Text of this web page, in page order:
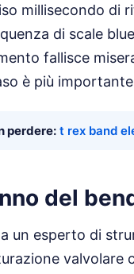
millisecondo di
di scale
fallisce
è più
perdere: t rex band
del
un esperto di
valvolare